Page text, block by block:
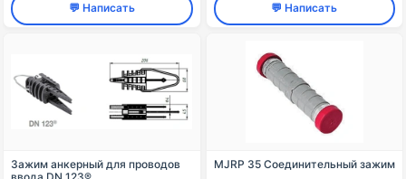
💬 Написать 💬 Написать
Зажим анкерный для проводов
MJRP 35 Соединительный зажим